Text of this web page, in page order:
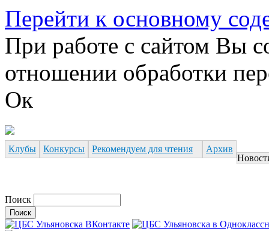
Перейти к основному
При работе с сайтом Вы
отношении обработки
Ок
Клубы Конкурсы Рекомендуем для чтения
Архив
Поиск